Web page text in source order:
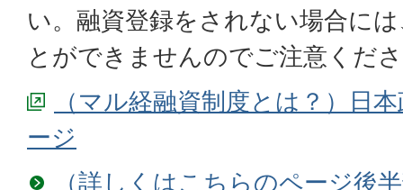
い。融資登録をされない場合に
とができませんのでご注意くだ
（マル経融資制度とは？）日
ージ
（詳しくはこちらのページ後